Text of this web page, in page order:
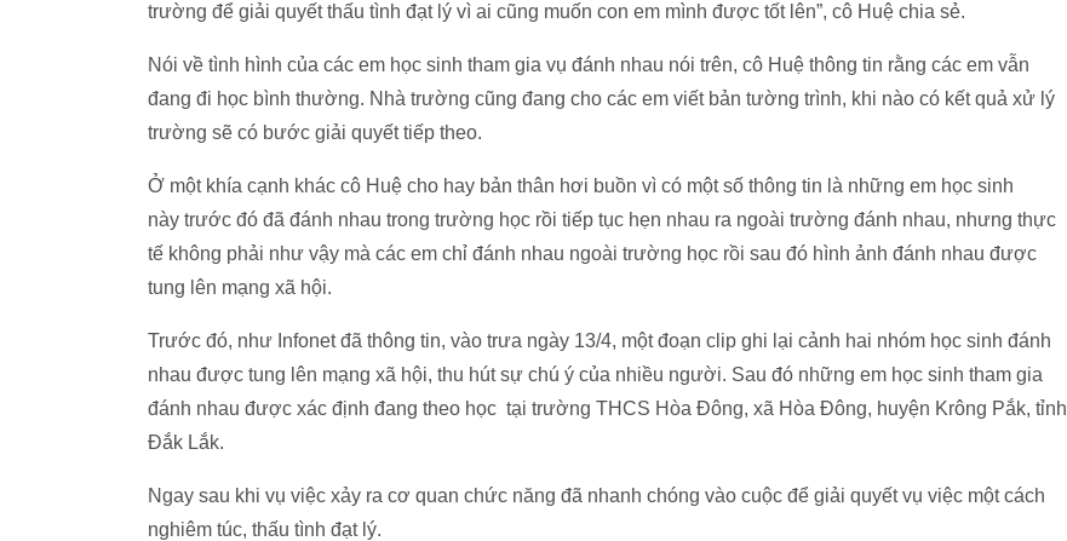
trường để giải quyết thấu tình đạt lý vì ai cũng muốn con em mình được tốt lên”, cô Huệ chia sẻ.
Nói về tình hình của các em học sinh tham gia vụ đánh nhau nói trên, cô Huệ thông tin rằng các em vẫn
đang đi học bình thường. Nhà trường cũng đang cho các em viết bản tường trình, khi nào có kết quả xử lý
trường sẽ có bước giải quyết tiếp theo.
Ở một khía cạnh khác cô Huệ cho hay bản thân hơi buồn vì có một số thông tin là những em học sinh
này trước đó đã đánh nhau trong trường học rồi tiếp tục hẹn nhau ra ngoài trường đánh nhau, nhưng thực
tế không phải như vậy mà các em chỉ đánh nhau ngoài trường học rồi sau đó hình ảnh đánh nhau được
tung lên mạng xã hội.
Trước đó, như Infonet đã thông tin, vào trưa ngày 13/4, một đoạn clip ghi lại cảnh hai nhóm học sinh đánh
nhau được tung lên mạng xã hội, thu hút sự chú ý của nhiều người. Sau đó những em học sinh tham gia
đánh nhau được xác định đang theo học tại trường THCS Hòa Đông, xã Hòa Đông, huyện Krông Pắk, tỉnh
Đắk Lắk.
Ngay sau khi vụ việc xảy ra cơ quan chức năng đã nhanh chóng vào cuộc để giải quyết vụ việc một cách
nghiêm túc, thấu tình đạt lý.